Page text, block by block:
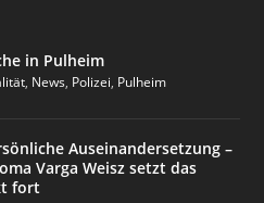
in Pulheim
, News, Polizei, Pulheim
Auseinandersetzung –
Varga Weisz setzt das
fort